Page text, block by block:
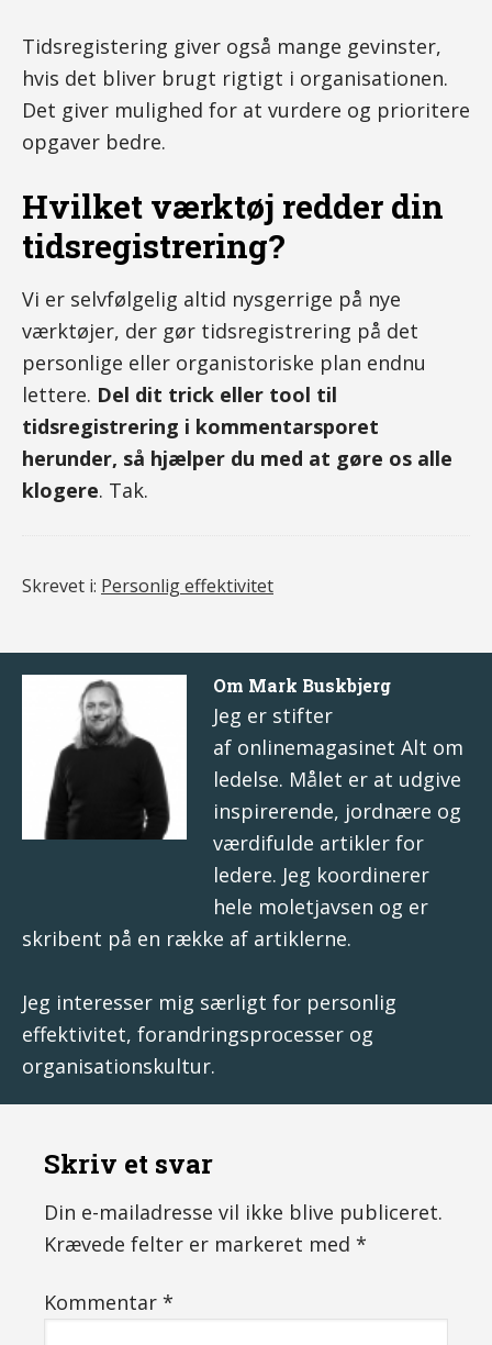
Tidsregistering giver også mange gevinster,
hvis det bliver brugt rigtigt i organisationen.
Det giver mulighed for at vurdere og prioritere
opgaver bedre.
Hvilket værktøj redder din
tidsregistrering?
Vi er selvfølgelig altid nysgerrige på nye
værktøjer, der gør tidsregistrering på det
personlige eller organistoriske plan endnu
lettere. Del dit trick eller tool til
tidsregistrering i kommentarsporet
herunder, så hjælper du med at gøre os alle
klogere. Tak.
Skrevet i: Personlig effektivitet
Om Mark Buskbjerg
Jeg er stifter
af onlinemagasinet Alt om
ledelse. Målet er at udgive
inspirerende, jordnære og
værdifulde artikler for
ledere. Jeg koordinerer
hele moletjavsen og er
skribent på en række af artiklerne.
Jeg interesser mig særligt for personlig
effektivitet, forandringsprocesser og
organisationskultur.
Skriv et svar
Din e-mailadresse vil ikke blive publiceret.
Krævede felter er markeret med *
Kommentar *